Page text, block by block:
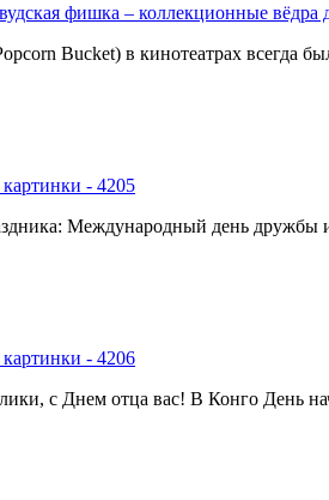
фишка – коллекционные вёдра
Bucket) в кинотеатрах всегда
- 4205
Международный день дружбы
- 4206
с Днем отца вас! В Конго День